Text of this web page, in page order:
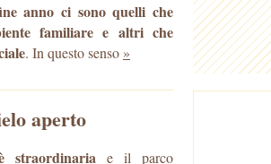
anno ci sono quelli che
familiare e altri che
. In questo senso »
aperto
e il parco